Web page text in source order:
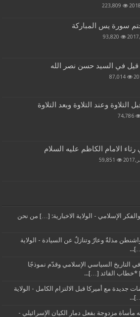
223,809
سورة يس المباركة
93,820
قيل في السيد حسن نصر الله
87,014
التلاوة وعند التلاوة وبعد التلاوة
74,786
رثاء الامام الكاظم عليه السلام
59,851
الإسلامي - الولاية الاخبارية: […] من نحن
مذلةٌ وعارٌ وتنازلٌ عن السيادة - الولاية
التاريخ السياسي الإسلامي وقدّم نموذجًا
[…] *خطاب القائد […]...
جديدة مع أميركا قبل الالتزام الكامل - الولاية
مزدوجة بفعل دمار الكيان الإسرائيلي -